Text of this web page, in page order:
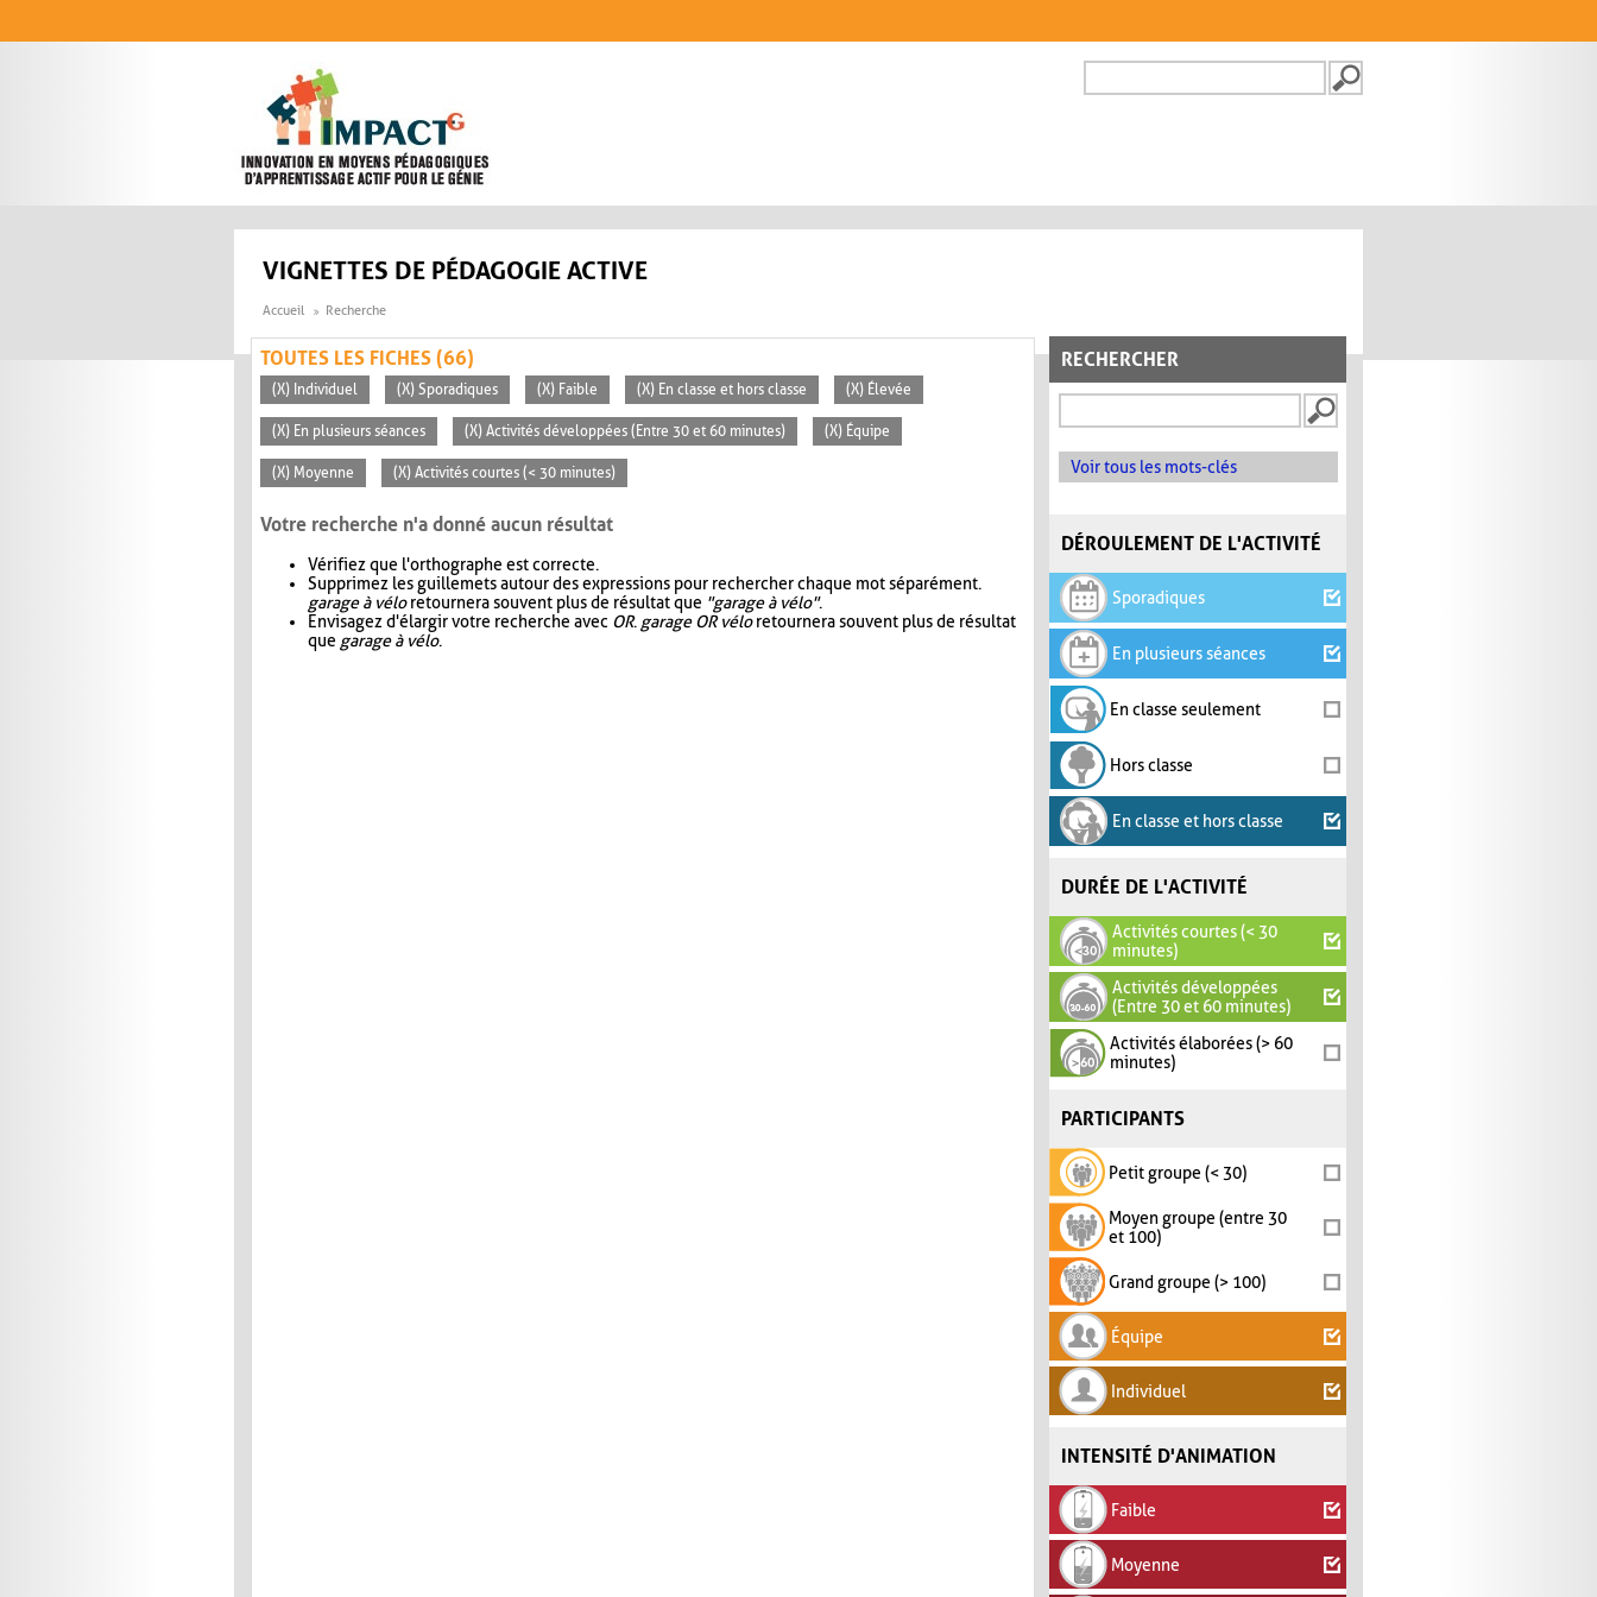
FORMULAIRE DE
VIGNETTES DE PÉDAGOGIE ACTIVE
Accueil Recherche
RECHERCHER
Voir tous les mots-clés
DÉROULEMENT DE L'ACTIVITÉ
Sporadiques
En plusieurs séances
En classe seulement
Hors classe
En classe et hors classe
DURÉE DE L'ACTIVITÉ
Activités courtes (< 30
minutes)
Activités développées
(Entre 30 et 60 minutes)
Activités élaborées (> 60
minutes)
PARTICIPANTS
Petit groupe (< 30)
Moyen groupe (entre 30
et 100)
Grand groupe (> 100)
Équipe
Individuel
INTENSITÉ D'ANIMATION
Faible
Moyenne
TOUTES LES FICHES (66)
(X) Individuel (X) Sporadiques (X) Faible (X) En classe et hors classe (X) Élevée
(X) En plusieurs séances (X) Activités développées (Entre 30 et 60 minutes) (X) Équipe
(X) Moyenne (X) Activités courtes (< 30 minutes)
Votre recherche n'a donné aucun résultat
Vérifiez que l'orthographe est correcte.
Supprimez les guillemets autour des expressions pour rechercher chaque mot séparément.
garage à véloretournera souvent plus de résultat que "garage à vélo".
Envisagez d'élargir votre recherche avec OR. garage OR véloretournera souvent plus de résultat
que garage à vélo.